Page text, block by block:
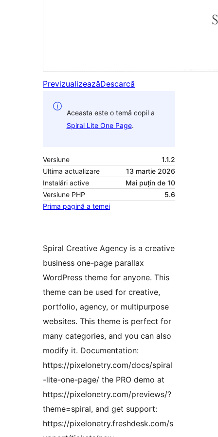
PrevizualizeazăDescarcă
Aceasta este o temă copil a
Spiral Lite One Page.
Versiune
1.1.2
Ultima actualizare
13 martie 2026
Instalări active
Mai puțin de 10
Versiune PHP
5.6
Prima pagină a temei
Spiral Creative Agency is a creative
business one-page parallax
WordPress theme for anyone. This
theme can be used for creative,
portfolio, agency, or multipurpose
websites. This theme is perfect for
many categories, and you can also
modify it. Documentation:
https://pixelonetry.com/docs/spiral
-lite-one-page/ the PRO demo at
https://pixelonetry.com/previews/?
theme=spiral, and get support:
https://pixelonetry.freshdesk.com/s